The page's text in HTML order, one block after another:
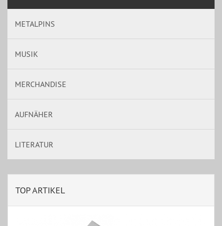
METALPINS
MUSIK
MERCHANDISE
AUFNÄHER
LITERATUR
TOP ARTIKEL